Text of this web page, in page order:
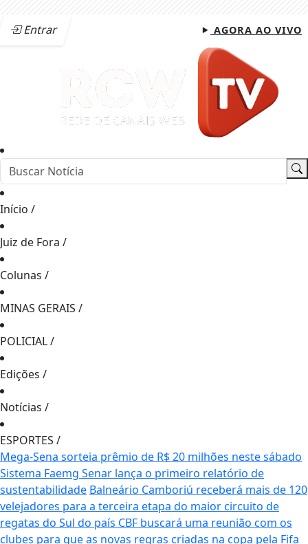
Entrar AGORA AO VIVO
Início /
Juiz de Fora /
Colunas /
MINAS GERAIS /
POLICIAL/
Edições /
Notícias /
ESPORTES /
Mega-Sena sorteia prêmio de R$ 20 milhões neste sábado
Sistema Faemg Senar lança o primeiro relatório de
sustentabilidade Balneário Camboriú receberá mais de 120
velejadores para a terceira etapa do maior circuito de
regatas do Sul do país CBF buscará uma reunião com os
clubes para que as novas regras criadas na copa pela Fifa